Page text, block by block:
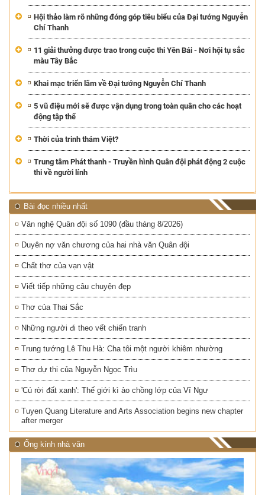
Hội thảo làm rõ những đóng góp tiêu biểu của Đại tướng Nguyễn
Chí Thanh
11 giải thưởng được trao trong cuộc thi Yên Bái - Nơi hội tụ sắc
màu Tây Bắc
Khai mạc triển lãm về Đại tướng Nguyễn Chí Thanh
5 vũ điệu mới sẽ được vận dụng trong toàn quân cho các hoạt
động tập thể
Thời của trinh thám Việt?
Trung tâm Phát thanh - Truyền hình Quân đội phát động 2 cuộc
thi về người lính
Bài đọc nhiều nhất
Văn nghệ Quân đội số 1090 (đầu tháng 8/2026)
Duyên nợ văn chương của hai nhà văn Quân đội
Chất thơ của vạn vật
Viết tiếp những câu chuyện đẹp
Thơ của Thai Sắc
Những người đi theo vết chiến tranh
Trung tướng Lê Thu Hà: Cha tôi một người khiêm nhường
Thơ dự thi của Nguyễn Ngọc Trìu
'Cú rời đất xanh': Thế giới kì ảo chồng lớp của Vĩ Ngư
Tuyen Quang Literature and Arts Association begins new chapter
after merger
Ống kính nhà văn